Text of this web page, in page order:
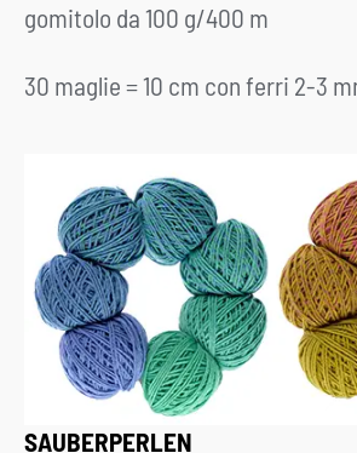
gomitolo da 100 g/400 m
30 maglie = 10 cm con ferri 2-3
SAUBERPERLEN